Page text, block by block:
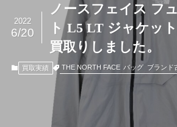
ノースフェイス フ
ト L5 LT ジャケッ
買取りしました。
2022
6/20
買取実績 THE NORTH FACE バッグ ブランド